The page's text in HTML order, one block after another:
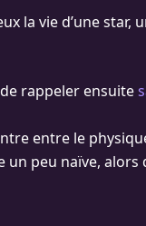
la vie d’une star,
rappeler ensuite
entre le
peu naïve, alors